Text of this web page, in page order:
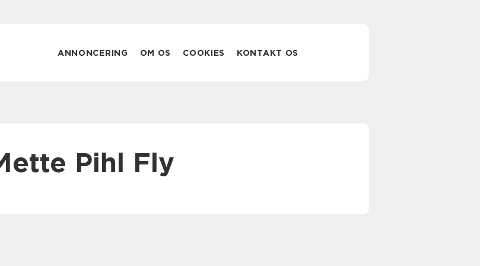
ANNONCERING OM OS COOKIES KONTAKT OS
Mette Pihl Fly